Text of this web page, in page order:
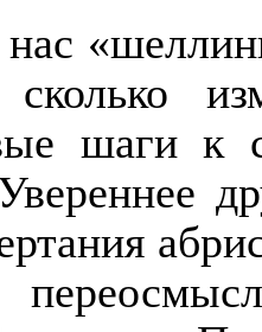
сколько
шаги к